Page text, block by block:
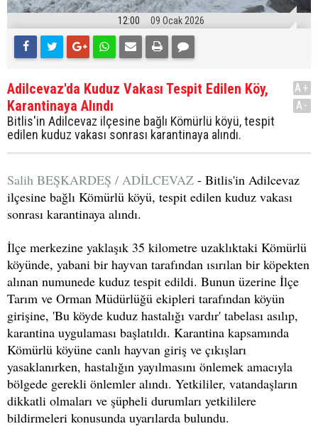
12:00 09 Ocak 2026
Adilcevaz'da Kuduz Vakası Tespit Edilen Köy,
Karantinaya Alındı
Bitlis'in Adilcevaz ilçesine bağlı Kömürlü köyü, tespit
edilen kuduz vakası sonrası karantinaya alındı.
A+
A-
Salih BEŞKARDEŞ / ADİLCEVAZ - Bitlis'in Adilcevaz
ilçesine bağlı Kömürlü köyü, tespit edilen kuduz vakası
sonrası karantinaya alındı.
İlçe merkezine yaklaşık 35 kilometre uzaklıktaki Kömürlü
köyünde, yabani bir hayvan tarafından ısırılan bir köpekten
alınan numunede kuduz tespit edildi. Bunun üzerine İlçe
Tarım ve Orman Müdürlüğü ekipleri tarafından köyün
girişine, 'Bu köyde kuduz hastalığı vardır' tabelası asılıp,
karantina uygulaması başlatıldı. Karantina kapsamında
Kömürlü köyüne canlı hayvan giriş ve çıkışları
yasaklanırken, hastalığın yayılmasını önlemek amacıyla
bölgede gerekli önlemler alındı. Yetkililer, vatandaşların
dikkatli olmaları ve şüpheli durumları yetkililere
bildirmeleri konusunda uyarılarda bulundu.